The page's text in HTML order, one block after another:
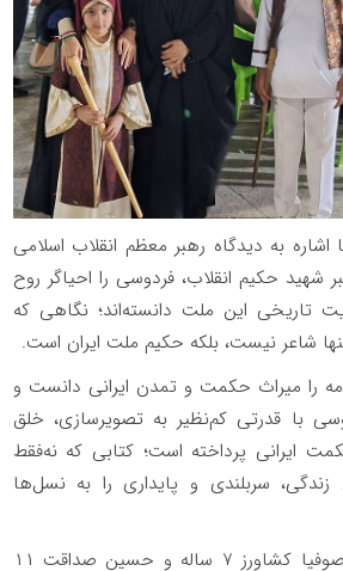
اشاره به دیدگاه رهبر معظم انقلاب اسلامی
شهید حکیم انقلاب، فردوسی را احیاگر روح
تاریخی این ملت دانسته‌اند؛ نگاهی که
شاعر نیست، بلکه حکیم ملت ایران است.
را میراث حکمت و تمدن ایرانی دانست و
با قدرتی کم‌نظیر به تصویرسازی، خلق
ایرانی پرداخته است؛ کتابی که نه‌فقط
زندگی، سربلندی و پایداری را به نسل‌ها
همچنین در این آئین، صوفیا کشاورز ۷ ساله و حسین صداقت ۱۱